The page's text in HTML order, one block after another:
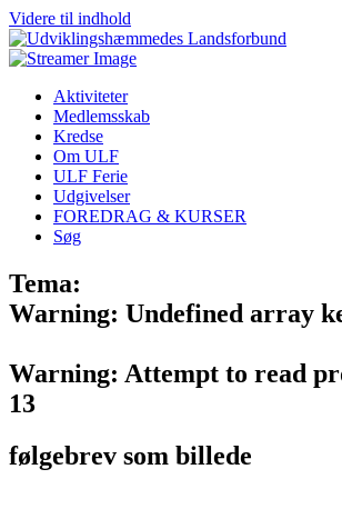
Videre til indhold
Aktiviteter
Medlemsskab
Kredse
Om ULF
ULF Ferie
Udgivelser
FOREDRAG & KURSER
Søg
Tema:
Warning: Undefined array
Warning: Attempt to read
13
følgebrev som billede